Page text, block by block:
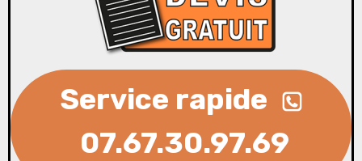
Service rapide
07.67.30.97.69